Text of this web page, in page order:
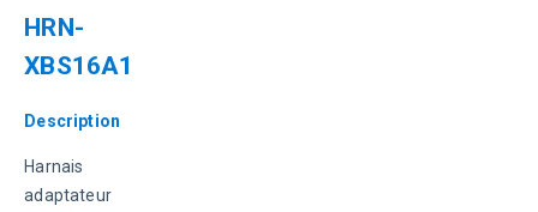
HRN-
XBS16A1
Description
Harnais
adaptateur